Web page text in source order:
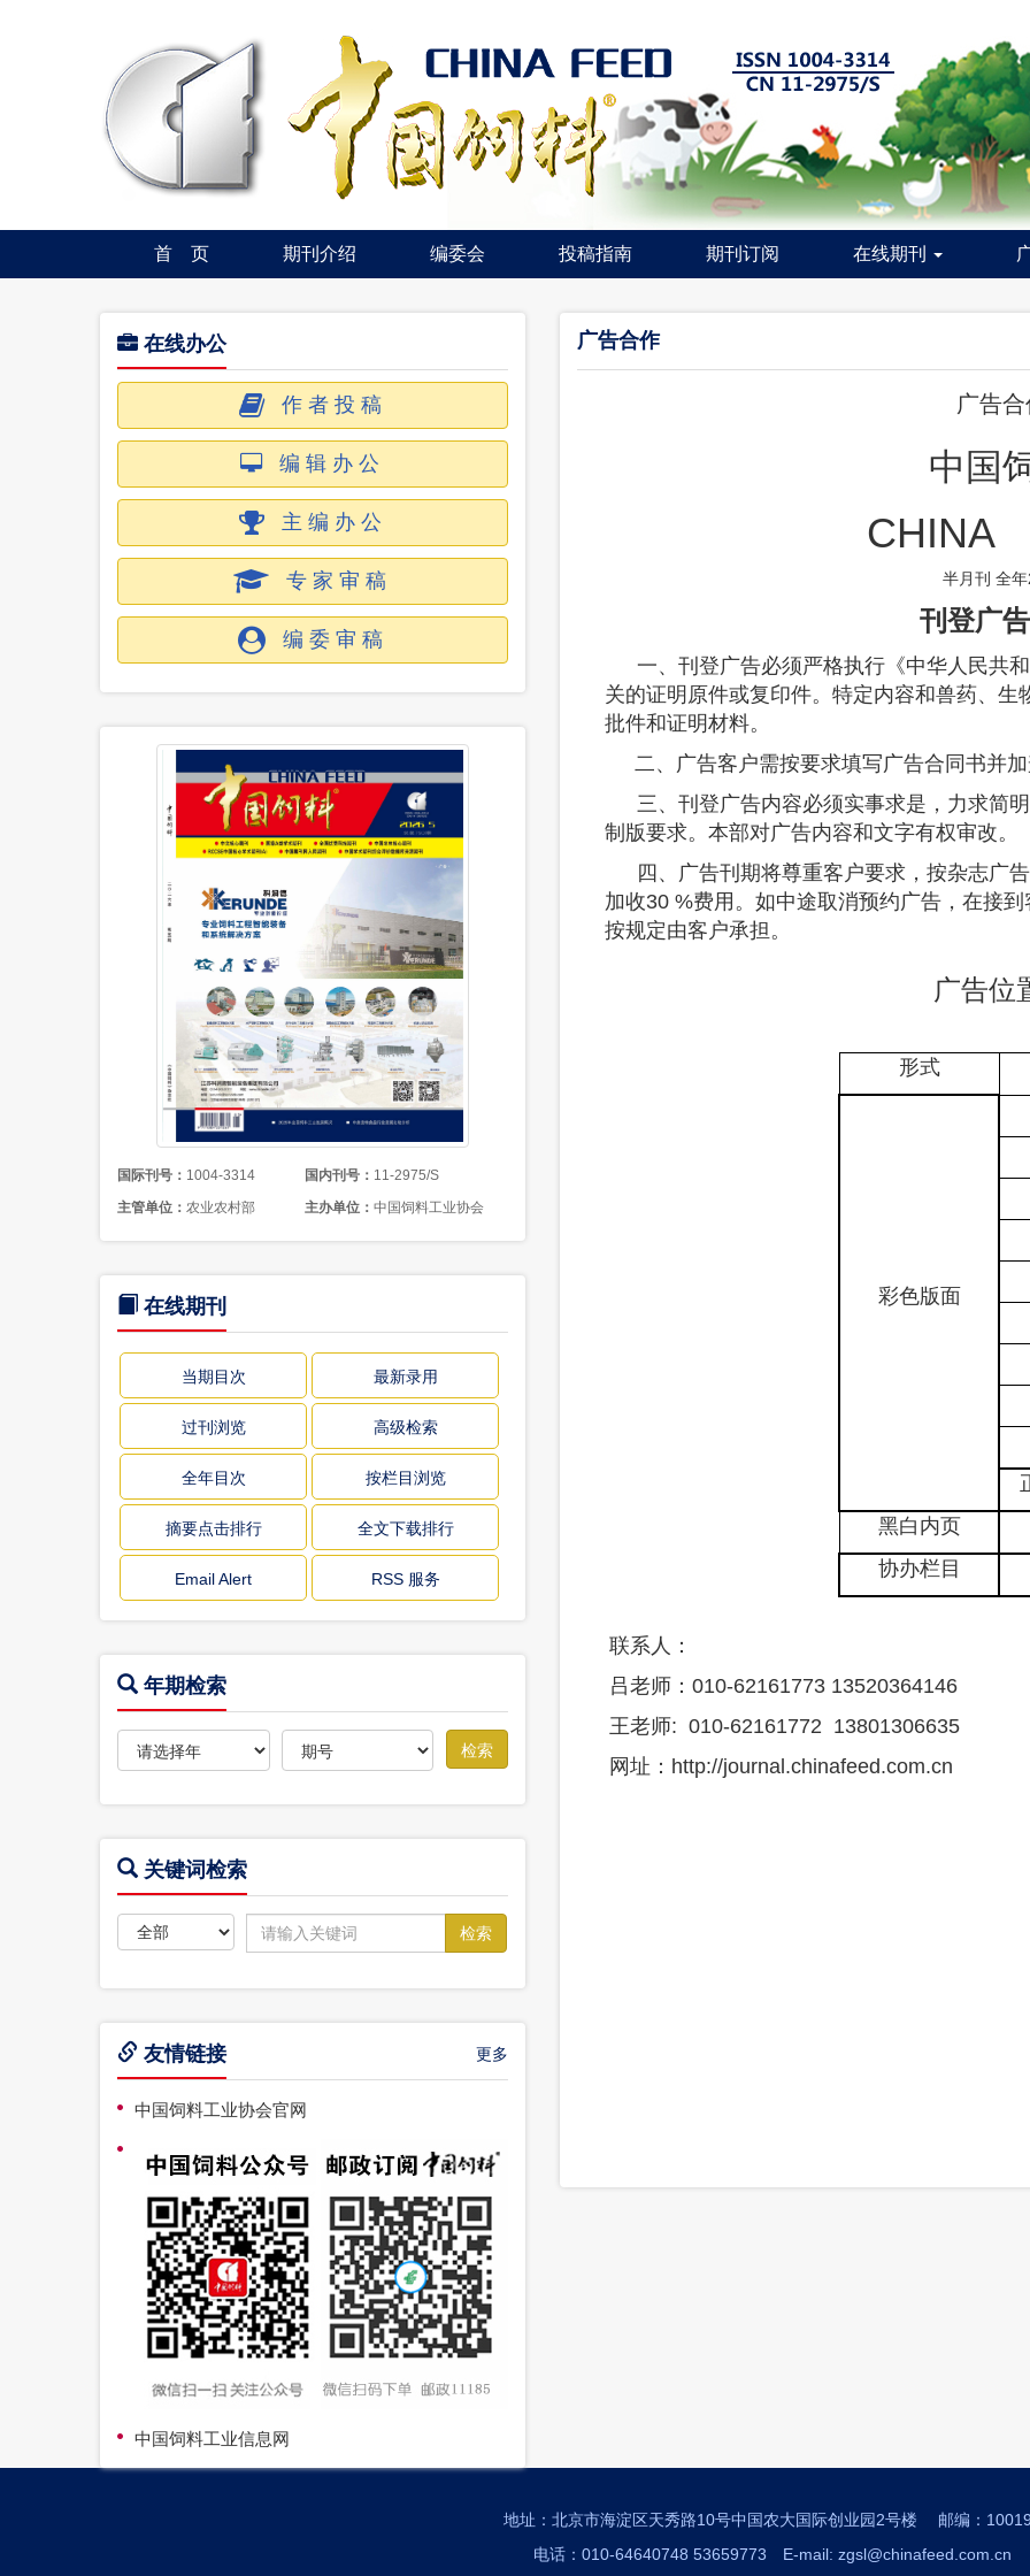
首 页 期刊介绍 编委会 投稿指南 期刊订阅 在线期刊
广告合作
广告
中国
CHINA
半月刊 全
刊登广
一、刊登广告必须严格执行《中华人民共
关的证明原件或复印件。特定内容和兽药、
批件和证明材料。
二、广告客户需按要求填写广告合同书并
三、刊登广告内容必须实事求是，力求简
制版要求。本部对广告内容和文字有权审改。
四、广告刊期将尊重客户要求，按杂志广
加收30 %费用。如中途取消预约广告，在接
按规定由客户承担。
广告位
形式
彩色版面
黑白内页
协办栏目
联系人：
吕老师： 010-62161773 13520364146
王老师: 010-62161772 13801306635
网址：http://journal.chinafeed.com.cn
在线办公
作者投稿
编辑办公
主编办公
专家审稿
编委审稿
国际刊号： 1004-3314 国内刊号： 11-2975/S
主管单位： 农业农村部 主办单位：中国饲料工业协会
在线期刊
当期目次 最新录用
过刊浏览 高级检索
全年目次 按栏目浏览
摘要点击排行 全文下载排行
Email Alert RSS 服务
年期检索
关键词检索
友情链接 更多
中国饲料工业协会官网
中国饲料工业信息网
地址：北京市海淀区天秀路10号中国农大国际创业园2号楼 邮编：
电话：010-64640748 53659773 E-mail: zgsl@chinafeed.com.cn